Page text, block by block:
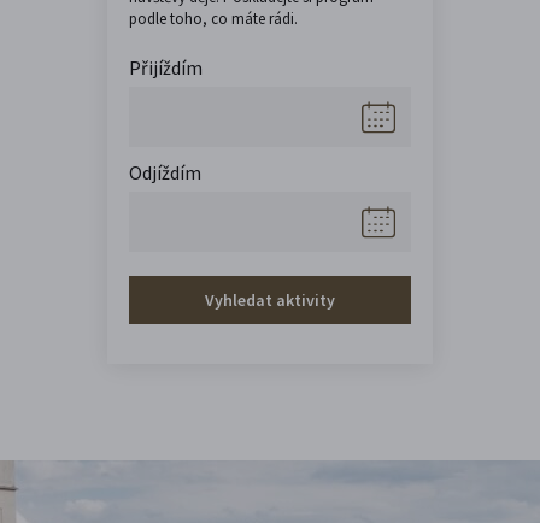
podle toho, co máte rádi.
Přijíždím
Odjíždím
Vyhledat aktivity